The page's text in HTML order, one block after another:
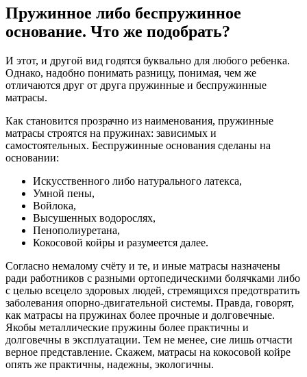
Пружинное либо беспружинное
основание. Что же подобрать?
И этот, и другой вид годятся буквально для любого ребенка.
Однако, надобно понимать разницу, понимая, чем же
отличаются друг от друга пружинные и беспружинные
матрасы.
Как становится прозрачно из наименования, пружинные
матрасы строятся на пружинах: зависимых и
самостоятельных. Беспружинные основания сделаны на
основании:
Искусственного либо натурального латекса,
Умной пены,
Войлока,
Высушенных водорослях,
Пенополиуретана,
Кокосовой койры и разумеется далее.
Согласно немалому счёту и те, и иные матрасы назначены
ради работников с разными ортопедическими болячками либо
с целью всецело здоровых людей, стремящихся предотвратить
заболевания опорно-двигательной системы. Правда, говорят,
как матрасы на пружинах более прочные и долговечные.
Якобы металлические пружины более практичны и
долговечны в эксплуатации. Тем не менее, сие лишь отчасти
верное представление. Скажем, матрасы на кокосовой койре
опять же практичны, надежны, экологичны.